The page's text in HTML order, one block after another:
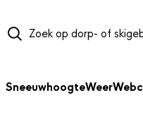
SneeuwhoogteWeer